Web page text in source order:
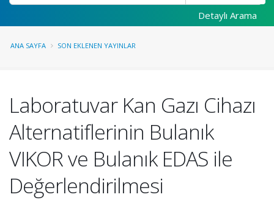
Detaylı Arama
ANA SAYFA SON EKLENEN YAYINLAR
Laboratuvar Kan Gazı Cihazı
Alternatiflerinin Bulanık
VIKOR ve Bulanık EDAS ile
Değerlendirilmesi